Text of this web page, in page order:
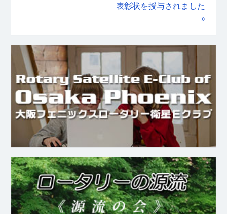
表彰状を授与されました
»